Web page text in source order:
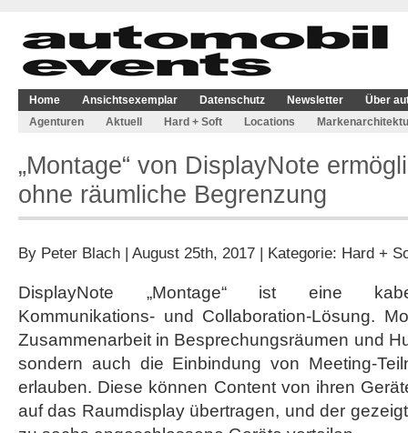
Home Ansichtsexemplar Datenschutz Newsletter
Über
Agenturen
Aktuell Hard + Soft Locations
„Montage“ von DisplayNote
ohne räumliche Begrenzung
By Peter Blach | August 25th, 2017 | Kategorie: Hard +
DisplayNote „Montage“ ist eine
Kommunikations- und Collaboration-Lösung.
Zusammenarbeit in Besprechungsräumen und
sondern auch die Einbindung von Meeting-
erlauben. Diese können Content von ihren
auf das Raumdisplay übertragen, und der